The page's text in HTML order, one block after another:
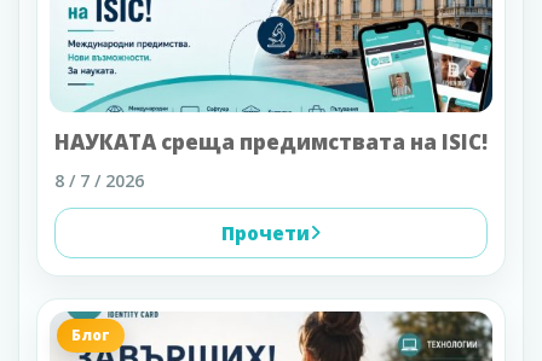
НАУКАТА среща предимствата на ISIC!
8 / 7 / 2026
Прочети
Блог